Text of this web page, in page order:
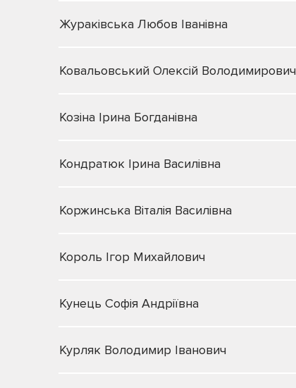
Жураківська Любов Іванівна
Ковальовський Олексій Володимирович
Козіна Ірина Богданівна
Кондратюк Ірина Василівна
Коржинська Віталія Василівна
Король Ігор Михайлович
Кунець Софія Андріївна
Курляк Володимир Іванович